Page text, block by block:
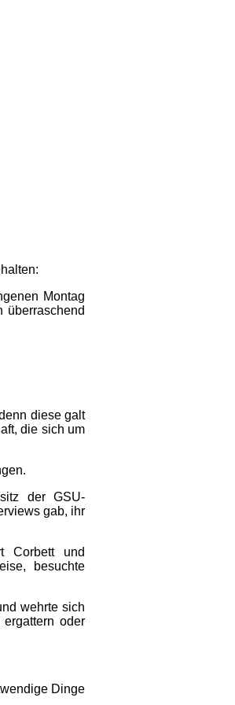
Montag
überraschend
diese galt
die sich um
der GSU-
gab, ihr
Corbett und
besuchte
wehrte sich
oder
Dinge